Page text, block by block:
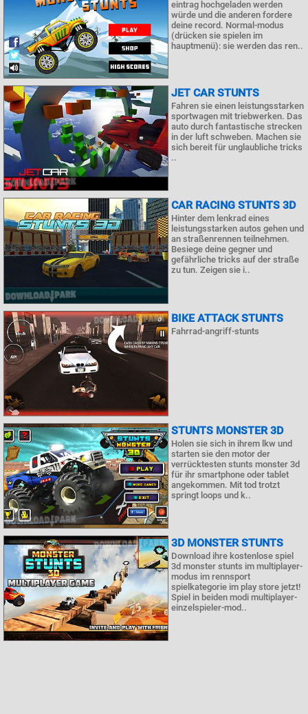
eintrag hochgeladen werden
würde und die anderen fordere
deine record. Normal-modus
(drücken sie spielen im
hauptmenü): sie werden das ren..
JET CAR STUNTS
Fahren sie einen leistungsstarken
sportwagen mit triebwerken. Das
auto durch fantastische strecken
in der luft schweben. Machen sie
sich bereit für unglaubliche tricks
..
CAR RACING STUNTS 3D
Hinter dem lenkrad eines
leistungsstarken autos gehen und
an straßenrennen teilnehmen.
Besiege deine gegner und
gefährliche tricks auf der straße
zu tun. Zeigen sie i..
BIKE ATTACK STUNTS
Fahrrad-angriff-stunts
STUNTS MONSTER 3D
Holen sie sich in ihrem lkw und
starten sie den motor der
verrücktesten stunts monster 3d
für ihr smartphone oder tablet
angekommen. Mit tod trotzt
springt loops und k..
3D MONSTER STUNTS
Download ihre kostenlose spiel
3d monster stunts im multiplayer-
modus im rennsport
spielkategorie im play store jetzt!
Spiel in beiden modi multiplayer-
einzelspieler-mod..